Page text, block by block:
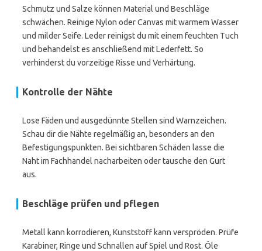
Schmutz und Salze können Material und Beschläge
schwächen. Reinige Nylon oder Canvas mit warmem Wasser
und milder Seife. Leder reinigst du mit einem feuchten Tuch
und behandelst es anschließend mit Lederfett. So
verhinderst du vorzeitige Risse und Verhärtung.
Kontrolle der Nähte
Lose Fäden und ausgedünnte Stellen sind Warnzeichen.
Schau dir die Nähte regelmäßig an, besonders an den
Befestigungspunkten. Bei sichtbaren Schäden lasse die
Naht im Fachhandel nacharbeiten oder tausche den Gurt
aus.
Beschläge prüfen und pflegen
Metall kann korrodieren, Kunststoff kann verspröden. Prüfe
Karabiner, Ringe und Schnallen auf Spiel und Rost. Öle